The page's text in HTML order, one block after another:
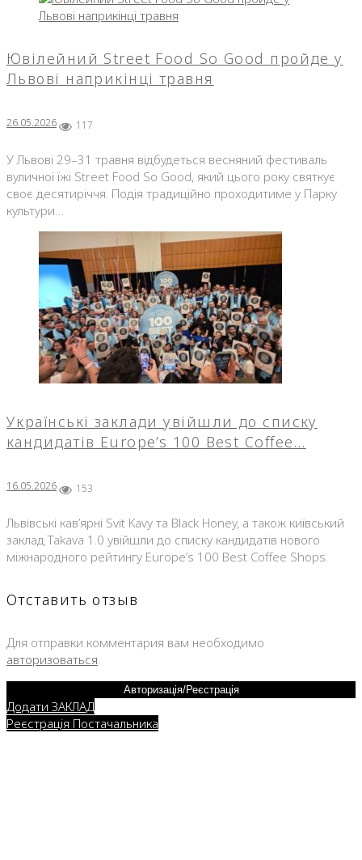
Ювілейний Street Food So Good пройде у
Львові наприкінці травня
26.05.2026 117
У Львові 29–31 травня відбудеться весняний фестиваль
вуличної їжі Street Food So Good, який цього року святкує
своє десятиріччя. Подія традиційно проходитиме у Парку
культури…
Українські заклади увійшли до списку
кандидатів Europe’s 100 Best Coffee…
16.05.2026 153
Львівські кав’ярні Svit Kavy та Black Honey, а також київський
заклад Takava 1.0 увійшли до списку кандидатів нового
міжнародного рейтингу Europe’s 100 Best Coffee Shops.
Отставить отзыв
Для отправки комментария вам необходимо
авторизоваться
Авторизація/Реєстрація
Додати ЗАКЛАД
Реєстрація Постачальника